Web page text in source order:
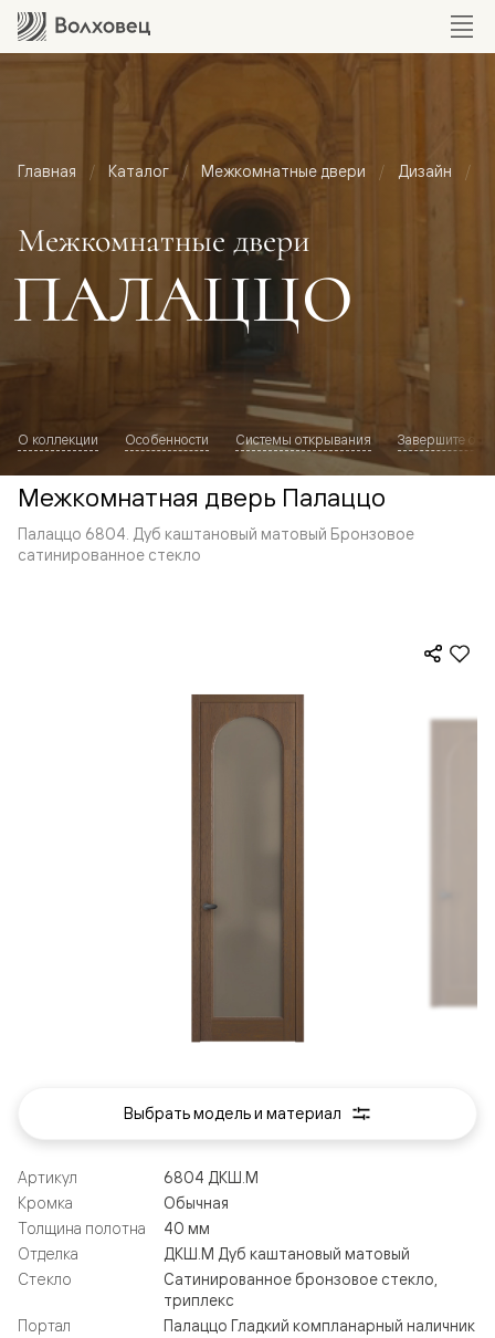
Главная Каталог Межкомнатные двери Дизайн
Межкомнатные двери
ПАЛАЦЦО
О коллекции Особенности Системы открывания Завершите
Межкомнатная дверь Палаццо
Палаццо 6804. Дуб каштановый матовый Бронзовое
сатинированное стекло
Артикул
6804 ДКШ.М
Кромка
Обычная
Толщина полотна
40 мм
Отделка
ДКШ.М Дуб каштановый матовый
Стекло
Сатинированное бронзовое стекло,
триплекс
Портал
Палаццо Гладкий компланарный наличник
Выбрать модель и материал